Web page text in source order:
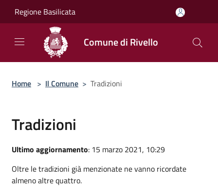
Regione Basilicata
Comune di Rivello
Home > Il Comune > Tradizioni
Tradizioni
Ultimo aggiornamento: 15 marzo 2021, 10:29
Oltre le tradizioni già menzionate ne vanno ricordate
almeno altre quattro.